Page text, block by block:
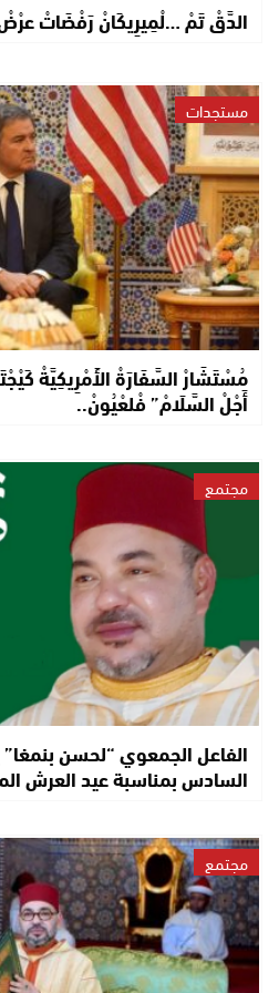
الدَّقْ تَمْ …لْمِيرِيكَانْ رَفْضَاتْ
مستجدات
مُسْتَشَارْ السَّفَارَةْ الأَمْرِيكِيَّةْ
أَجْلْ السَّلَامْ” فْلعْيُونْ..
مجتمع
الفاعل الجمعوي “لحسن
السادس بمناسبة عيد العرش
مجتمع